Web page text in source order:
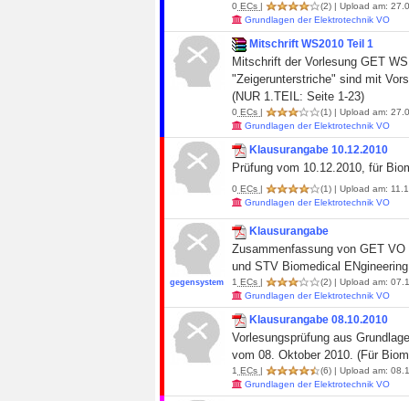
0 ECs | (2) | Upload am:
Grundlagen der Elektrotechnik VO
Mitschrift WS2010 Teil 1
Mitschrift der Vorlesung GET
"Zeigerunterstriche" sind mit
(NUR 1.TEIL: Seite 1-23)
0 ECs | (1) | Upload am:
Grundlagen der Elektrotechnik VO
Klausurangabe 10.12.2010
Prüfung vom 10.12.2010, für
0 ECs | (1) | Upload am:
Grundlagen der Elektrotechnik VO
gegensystem
Klausurangabe
Zusammenfassung von GET
und STV Biomedical
1 ECs | (2) | Upload am:
Grundlagen der Elektrotechnik VO
Klausurangabe 08.10.2010
Vorlesungsprüfung aus
vom 08. Oktober 2010. (Für
1 ECs | (6) | Upload am:
Grundlagen der Elektrotechnik VO